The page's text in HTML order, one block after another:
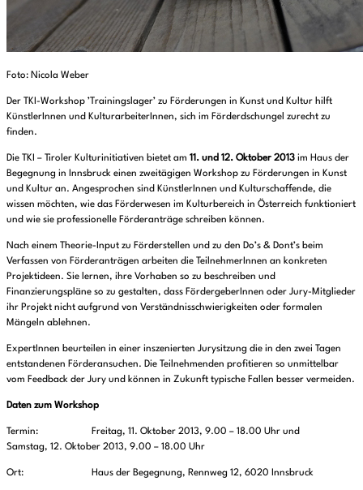
Foto: Nicola Weber
Der TKI-Workshop ’Trainingslager’ zu Förderungen in Kunst und Kultur hilft
KünstlerInnen und KulturarbeiterInnen, sich im Förderdschungel zurecht zu
finden.
Die TKI – Tiroler Kulturinitiativen bietet am 11. und 12. Oktober 2013 im Haus der
Begegnung in Innsbruck einen zweitägigen Workshop zu Förderungen in Kunst
und Kultur an. Angesprochen sind KünstlerInnen und Kulturschaffende, die
wissen möchten, wie das Förderwesen im Kulturbereich in Österreich funktioniert
und wie sie professionelle Förderanträge schreiben können.
Nach einem Theorie-Input zu Förderstellen und zu den Do’s & Dont’s beim
Verfassen von Förderanträgen arbeiten die TeilnehmerInnen an konkreten
Projektideen. Sie lernen, ihre Vorhaben so zu beschreiben und
Finanzierungspläne so zu gestalten, dass FördergeberInnen oder Jury-Mitglieder
ihr Projekt nicht aufgrund von Verständnisschwierigkeiten oder formalen
Mängeln ablehnen.
ExpertInnen beurteilen in einer inszenierten Jurysitzung die in den zwei Tagen
entstandenen Förderansuchen. Die Teilnehmenden profitieren so unmittelbar
vom Feedback der Jury und können in Zukunft typische Fallen besser vermeiden.
Daten zum Workshop
Termin: Freitag, 11. Oktober 2013, 9.00 – 18.00 Uhr und
Samstag, 12. Oktober 2013, 9.00 – 18.00 Uhr
Ort: Haus der Begegnung, Rennweg 12, 6020 Innsbruck